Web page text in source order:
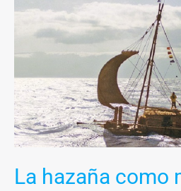
La hazaña como
hazaña
como
vida:
3
historias
que
desafiaron
todos